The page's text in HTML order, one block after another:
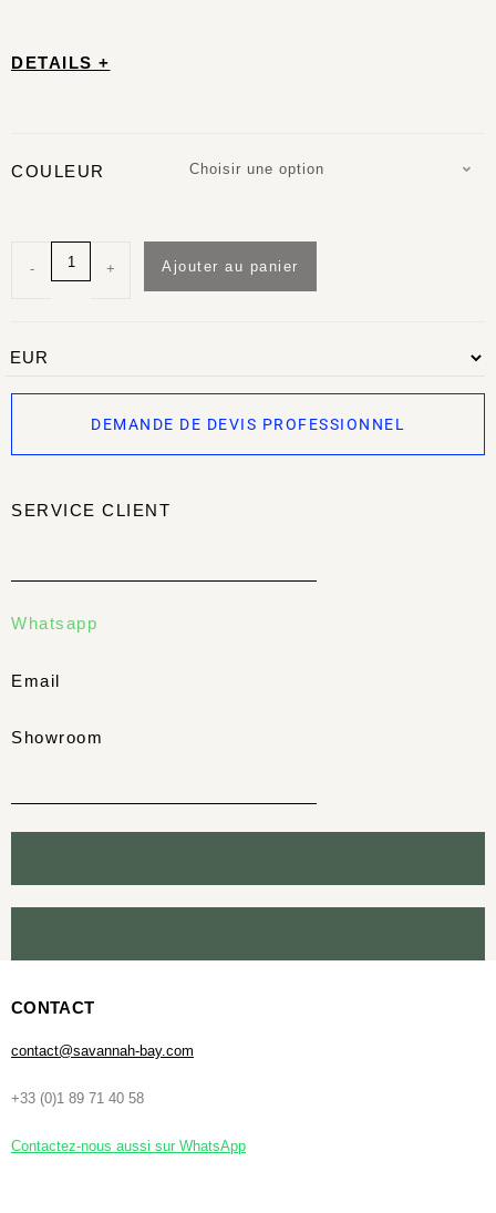
DETAILS +
COULEUR Choisir une option
- + Ajouter au panier
DEMANDE DE DEVIS PROFESSIONNEL
SERVICE CLIENT
Whatsapp
Email
Showroom
CONTACT
contact@savannah-bay.com
+33 (0)1 89 71 40 58
Contactez-nous aussi sur WhatsApp